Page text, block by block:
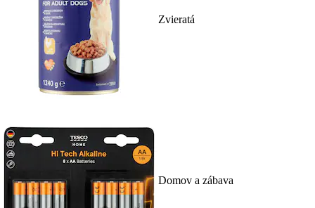
Zvieratá
Domov a zábava